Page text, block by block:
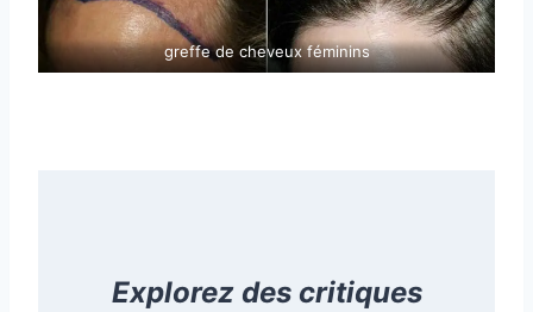
greffe de cheveux féminins
Explorez des critiques